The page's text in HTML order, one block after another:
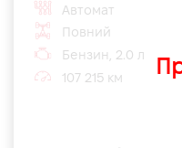
Автомат
Повний
Бензин, 2.0 л
107 215 км